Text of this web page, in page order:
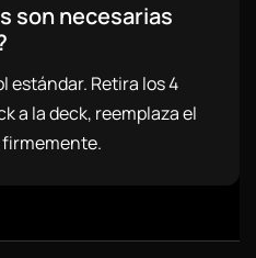
son necesarias
estándar. Retira los 4
a la deck, reemplaza el